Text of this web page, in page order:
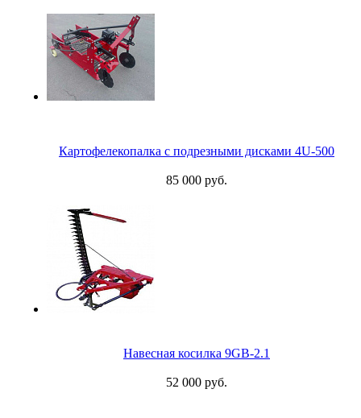
Картофелекопалка с подрезными дисками 4U-500
85 000 руб.
Навесная косилка 9GB-2.1
52 000 руб.